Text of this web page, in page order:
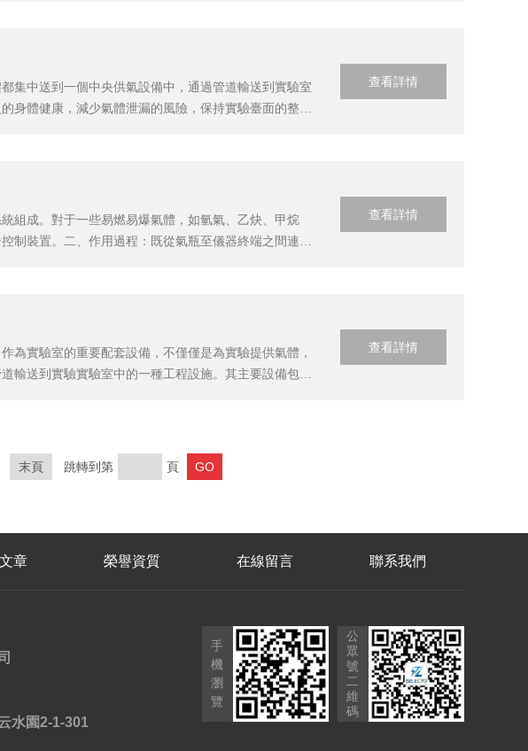
集中送到一個中央供氣設備中，通過管道輸送到實驗室
身體健康，減少氣體泄漏的風險，保持實驗臺面的整
查看詳情
組成。對于一些易燃易爆氣體，如氫氣、乙炔、甲烷
制裝置。二、作用過程：既從氣瓶至儀器終端之間連接
查看詳情
為實驗室的重要配套設備，不僅僅是為實驗提供氣體，
輸送到實驗實驗室中的一種工程設施。其主要設備包
查看詳情
末頁 跳轉到第 頁
章 榮譽資質 在線留言 聯系我們
水園2-1-301
手
機
瀏
覽
公
眾
號
二
維
碼